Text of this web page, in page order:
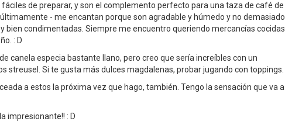
de preparar, y son el complemento perfecto para una taza de café de
- me encantan porque son agradable y húmedo y no demasiado
bien condimentadas. Siempre me encuentro queriendo mercancías cocidas
: D
canela especia bastante llano, pero creo que sería increíbles con un
streusel. Si te gusta más dulces magdalenas, probar jugando con toppings.
a estos la próxima vez que hago, también. Tengo la sensación que va a
impresionante!! : D